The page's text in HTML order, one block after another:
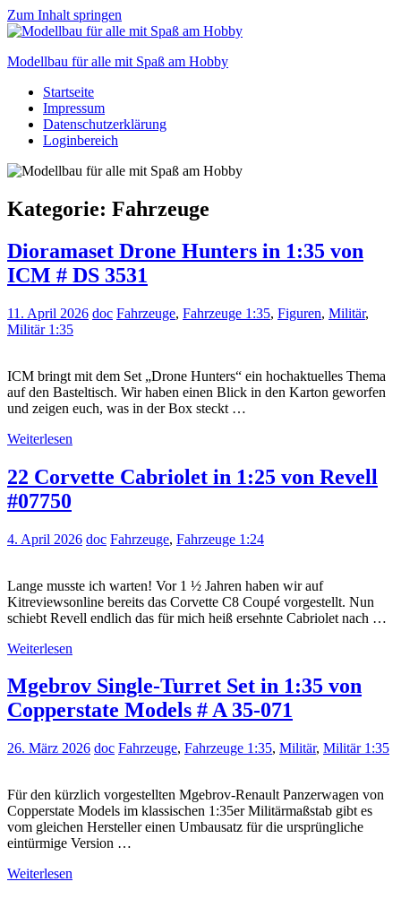
Zum Inhalt springen
Modellbau für alle mit Spaß am Hobby
Scale
modelling
to
Startseite
Impressum
Datenschutzerklärung
Loginbereich
Kategorie: Fahrzeuge
Dioramaset Drone Hunters in 1:35 von
ICM # DS 3531
11. April 2026 doc Fahrzeuge, Fahrzeuge 1:35, Figuren, Militär,
Militär 1:35
ICM bringt mit dem Set „Drone Hunters“ ein hochaktuelles Thema
auf den Basteltisch. Wir haben einen Blick in den Karton geworfen
und zeigen euch, was in der Box steckt …
Weiterlesen
22 Corvette Cabriolet in 1:25 von Revell
#07750
4. April 2026 doc Fahrzeuge, Fahrzeuge 1:24
Lange musste ich warten! Vor 1 ½ Jahren haben wir auf
Kitreviewsonline bereits das Corvette C8 Coupé vorgestellt. Nun
schiebt Revell endlich das für mich heiß ersehnte Cabriolet nach …
Weiterlesen
Mgebrov Single-Turret Set in 1:35 von
Copperstate Models # A 35-071
26. März 2026 doc Fahrzeuge, Fahrzeuge 1:35, Militär, Militär 1:35
Für den kürzlich vorgestellten Mgebrov-Renault Panzerwagen von
Copperstate Models im klassischen 1:35er Militärmaßstab gibt es
vom gleichen Hersteller einen Umbausatz für die ursprüngliche
eintürmige Version …
Weiterlesen